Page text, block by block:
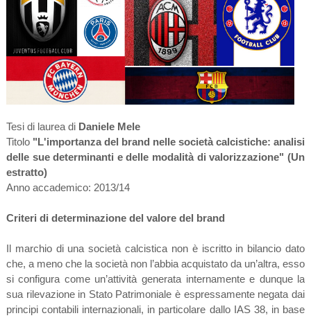
Tesi di laurea di Daniele Mele
Titolo "L'importanza del brand nelle società calcistiche: analisi
delle sue determinanti e delle modalità di valorizzazione" (Un
estratto)
Anno accademico: 2013/14
Criteri di determinazione del valore del brand
Il marchio di una società calcistica non è iscritto in bilancio dato
che, a meno che la società non l’abbia acquistato da un’altra, esso
si configura come un’attività generata internamente e dunque la
sua rilevazione in Stato Patrimoniale è espressamente negata dai
principi contabili internazionali, in particolare dallo IAS 38, in base